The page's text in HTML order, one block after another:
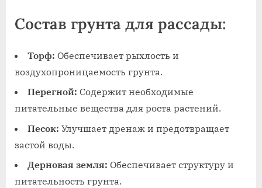
Состав грунта для рассады:
Торф: Обеспечивает рыхлость и
воздухопроницаемость грунта.
Перегной: Содержит необходимые
питательные вещества для роста растений.
Песок: Улучшает дренаж и предотвращает
застой воды.
Дерновая земля: Обеспечивает структуру и
питательность грунта.